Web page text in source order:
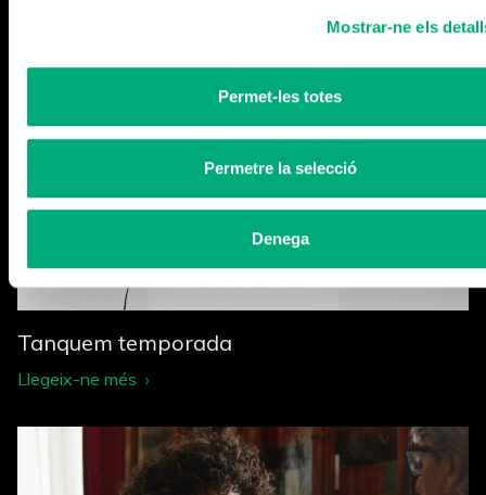
Mostrar-ne els
Permet-les totes
Permetre la selecció
Denega
Tanquem temporada
Llegeix-ne més